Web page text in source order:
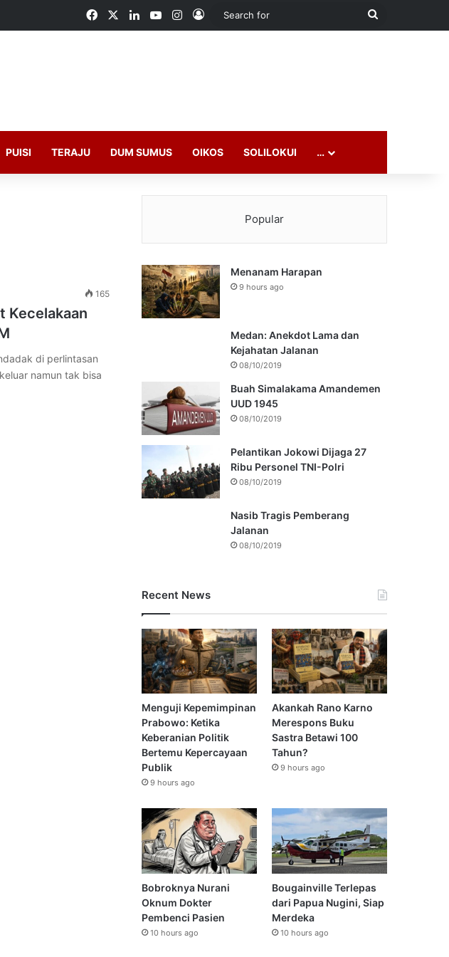
FacebookLinkedInYouTubeInstagram
Log In
Search
PUISI TERAJU DUM SUMUS OIKOS SOLILOKUI …
165
Kecelakaan
di perlintasan
namun tak bisa
Popular
Menanam Harapan
9 hours ago
Medan: Anekdot Lama dan
Kejahatan Jalanan
08/10/2019
Buah Simalakama Amandemen
UUD 1945
08/10/2019
Pelantikan Jokowi Dijaga 27
Ribu Personel TNI-Polri
08/10/2019
Nasib Tragis Pemberang
Jalanan
08/10/2019
Recent News
Menguji Kepemimpinan
Prabowo: Ketika
Keberanian Politik
Bertemu Kepercayaan
Publik
9 hours ago
Akankah Rano Karno
Merespons Buku
Sastra Betawi 100
Tahun?
9 hours ago
Bobroknya Nurani
Oknum Dokter
Pembenci Pasien
10 hours ago
Bougainville Terlepas
dari Papua Nugini, Siap
Merdeka
10 hours ago